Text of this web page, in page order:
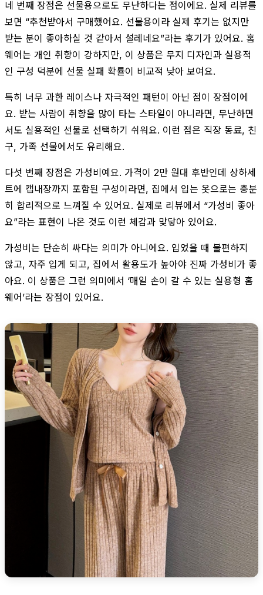
네 번째 장점은 선물용으로도 무난하다는 점이에요. 실제 리뷰를
보면 “추천받아서 구매했어요. 선물용이라 실제 후기는 없지만
받는 분이 좋아하실 것 같아서 설레네요”라는 후기가 있어요. 홈
웨어는 개인 취향이 강하지만, 이 상품은 무지 디자인과 실용적
인 구성 덕분에 선물 실패 확률이 비교적 낮아 보여요.
특히 너무 과한 레이스나 자극적인 패턴이 아닌 점이 장점이에
요. 받는 사람이 취향을 많이 타는 스타일이 아니라면, 무난하면
서도 실용적인 선물로 선택하기 쉬워요. 이런 점은 직장 동료, 친
구, 가족 선물에서도 유리해요.
다섯 번째 장점은 가성비예요. 가격이 2만 원대 후반인데 상하세
트에 캡내장까지 포함된 구성이라면, 집에서 입는 옷으로는 충분
히 합리적으로 느껴질 수 있어요. 실제로 리뷰에서 “가성비 좋아
요”라는 표현이 나온 것도 이런 체감과 맞닿아 있어요.
가성비는 단순히 싸다는 의미가 아니에요. 입었을 때 불편하지
않고, 자주 입게 되고, 집에서 활용도가 높아야 진짜 가성비가 좋
아요. 이 상품은 그런 의미에서 ‘매일 손이 갈 수 있는 실용형 홈
웨어’라는 장점이 있어요.